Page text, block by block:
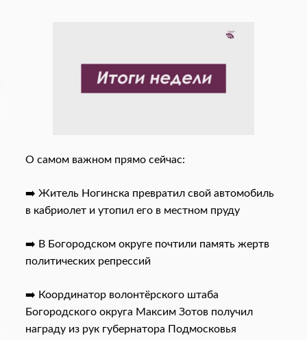
О самом важном прямо сейчас:
➡️ Житель Ногинска превратил свой автомобиль
в кабриолет и утопил его в местном пруду
➡️ В Богородском округе почтили память жертв
политических репрессий
➡️ Координатор волонтёрского штаба
Богородского округа Максим Зотов получил
награду из рук губернатора Подмосковья